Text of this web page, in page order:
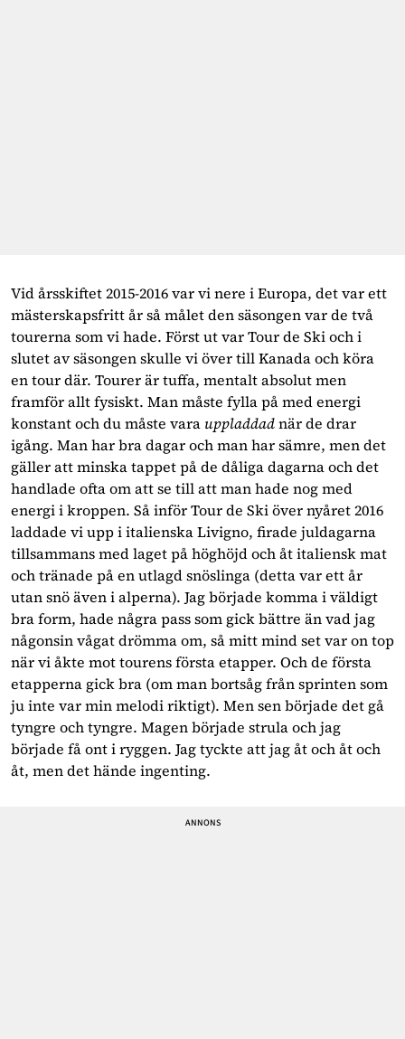
Vid årsskiftet 2015-2016 var vi nere i Europa, det var ett
mästerskapsfritt år så målet den säsongen var de två
tourerna som vi hade. Först ut var Tour de Ski och i
slutet av säsongen skulle vi över till Kanada och köra
en tour där. Tourer är tuffa, mentalt absolut men
framför allt fysiskt. Man måste fylla på med energi
konstant och du måste vara uppladdad när de drar
igång. Man har bra dagar och man har sämre, men det
gäller att minska tappet på de dåliga dagarna och det
handlade ofta om att se till att man hade nog med
energi i kroppen. Så inför Tour de Ski över nyåret 2016
laddade vi upp i italienska Livigno, firade juldagarna
tillsammans med laget på höghöjd och åt italiensk mat
och tränade på en utlagd snöslinga (detta var ett år
utan snö även i alperna). Jag började komma i väldigt
bra form, hade några pass som gick bättre än vad jag
någonsin vågat drömma om, så mitt mind set var on top
när vi åkte mot tourens första etapper. Och de första
etapperna gick bra (om man bortsåg från sprinten som
ju inte var min melodi riktigt). Men sen började det gå
tyngre och tyngre. Magen började strula och jag
började få ont i ryggen. Jag tyckte att jag åt och åt och
åt, men det hände ingenting.